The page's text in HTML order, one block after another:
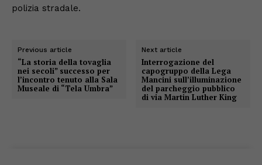
polizia stradale.
Previous article
“La storia della tovaglia
nei secoli” successo per
l’incontro tenuto alla Sala
Museale di “Tela Umbra”
Next article
Interrogazione del
capogruppo della Lega
Mancini sull’illuminazione
del parcheggio pubblico
di via Martin Luther King